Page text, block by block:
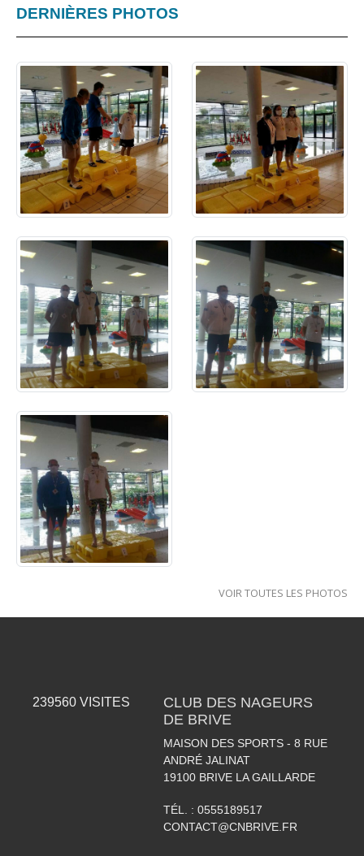
DERNIÈRES PHOTOS
VOIR TOUTES LES PHOTOS
239560 VISITES
CLUB DES NAGEURS
DE BRIVE
MAISON DES SPORTS - 8 RUE
ANDRÉ JALINAT
19100 BRIVE LA GAILLARDE
TÉL. : 0555189517
CONTACT@CNBRIVE.FR